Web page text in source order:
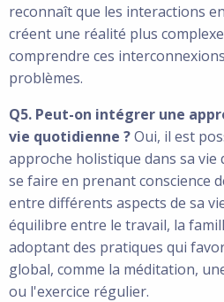
reconnaît que les interactions
créent une réalité plus
comprendre ces
problèmes.
Q5. Peut-on intégrer une
vie quotidienne ?Oui, il est
approche holistique dans sa vie
se faire en prenant conscience
entre différents aspects de sa
équilibre entre le travail, la
adoptant des pratiques qui
global, comme la méditation,
ou l'exercice régulier.